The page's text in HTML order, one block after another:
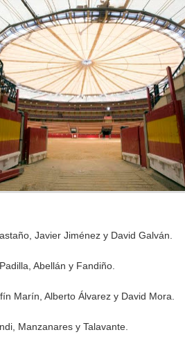
Javier Jiménez y David Galván.
Abellán y Fandiño.
Marín, Alberto Álvarez y David Mora.
Manzanares y Talavante.